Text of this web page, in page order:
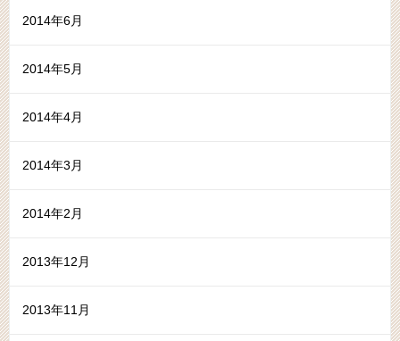
2014年6月
2014年5月
2014年4月
2014年3月
2014年2月
2013年12月
2013年11月